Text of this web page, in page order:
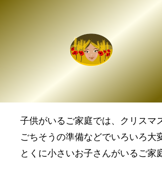
子供がいるご家庭では、クリスマ
ごちそうの準備などでいろいろ大
とくに小さいお子さんがいるご家